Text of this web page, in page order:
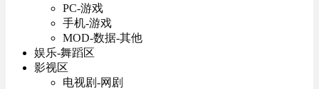
PC-游戏
手机-游戏
MOD-数据-其他
娱乐-舞蹈区
影视区
电视剧-网剧